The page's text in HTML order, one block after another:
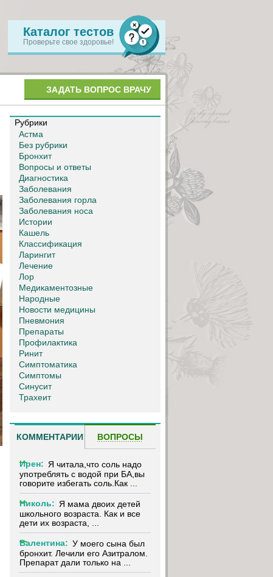
Каталог тестов
Проверьте свое здоровье!
ЗАДАТЬ ВОПРОС ВРАЧУ
Рубрики
Астма
Без рубрики
Бронхит
Вопросы и ответы
Диагностика
Заболевания
Заболевания горла
Заболевания носа
Истории
Кашель
Классификация
Ларингит
Лечение
Лор
Медикаментозные
Народные
Новости медицины
Пневмония
Препараты
Профилактика
Ринит
Симптоматика
Симптомы
Синусит
Трахеит
КОММЕНТАРИИ ВОПРОСЫ
Ирен: Я читала,что соль надо
употреблять с водой при БА,вы
говорите избегать соль.Как ...
Николь: Я мама двоих детей
школьного возраста. Как и все
дети их возраста, ...
Валентина: У моего сына был
бронхит. Лечили его Азитралом.
Препарат дали только на ...